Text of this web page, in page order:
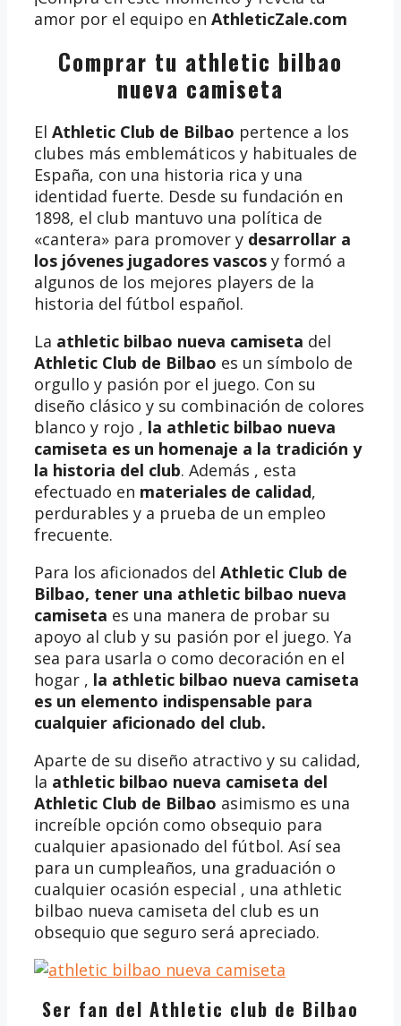
amor por el equipo en AthleticZale.com
Comprar tu athletic bilbao
nueva camiseta
El Athletic Club de Bilbao pertence a los
clubes más emblemáticos y habituales de
España, con una historia rica y una
identidad fuerte. Desde su fundación en
1898, el club mantuvo una política de
«cantera» para promover y desarrollar a
los jóvenes jugadores vascos y formó a
algunos de los mejores players de la
historia del fútbol español.
La athletic bilbao nueva camiseta del
Athletic Club de Bilbao es un símbolo de
orgullo y pasión por el juego. Con su
diseño clásico y su combinación de colores
blanco y rojo , la athletic bilbao nueva
camiseta es un homenaje a la tradición y
la historia del club. Además , esta
efectuado en materiales de calidad,
perdurables y a prueba de un empleo
frecuente.
Para los aficionados del Athletic Club de
Bilbao, tener una athletic bilbao nueva
camiseta es una manera de probar su
apoyo al club y su pasión por el juego. Ya
sea para usarla o como decoración en el
hogar , la athletic bilbao nueva camiseta
es un elemento indispensable para
cualquier aficionado del club.
Aparte de su diseño atractivo y su calidad,
la athletic bilbao nueva camiseta del
Athletic Club de Bilbao asimismo es una
increíble opción como obsequio para
cualquier apasionado del fútbol. Así sea
para un cumpleaños, una graduación o
cualquier ocasión especial , una athletic
bilbao nueva camiseta del club es un
obsequio que seguro será apreciado.
Ser fan del Athletic club de Bilbao